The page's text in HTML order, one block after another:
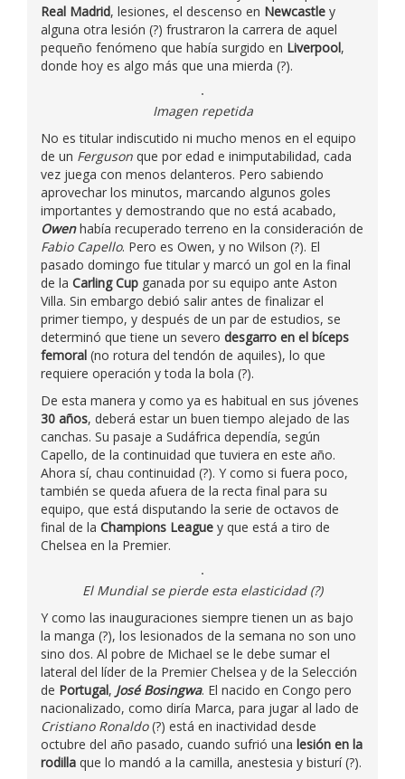
Real Madrid, lesiones, el descenso en Newcastle y
alguna otra lesión (?) frustraron la carrera de aquel
pequeño fenómeno que había surgido en Liverpool,
donde hoy es algo más que una mierda (?).
Imagen repetida
No es titular indiscutido ni mucho menos en el equipo
de un Ferguson que por edad e inimputabilidad, cada
vez juega con menos delanteros. Pero sabiendo
aprovechar los minutos, marcando algunos goles
importantes y demostrando que no está acabado,
Owenhabía recuperado terreno en la consideración de
Fabio Capello. Pero es Owen, y no Wilson (?). El
pasado domingo fue titular y marcó un gol en la final
de la Carling Cup ganada por su equipo ante Aston
Villa. Sin embargo debió salir antes de finalizar el
primer tiempo, y después de un par de estudios, se
determinó que tiene un severo desgarro en el bíceps
femoral (no rotura del tendón de aquiles), lo que
requiere operación y toda la bola (?).
De esta manera y como ya es habitual en sus jóvenes
30 años, deberá estar un buen tiempo alejado de las
canchas. Su pasaje a Sudáfrica dependía, según
Capello, de la continuidad que tuviera en este año.
Ahora sí, chau continuidad (?). Y como si fuera poco,
también se queda afuera de la recta final para su
equipo, que está disputando la serie de octavos de
final de la Champions League y que está a tiro de
Chelsea en la Premier.
El Mundial se pierde esta elasticidad (?)
Y como las inauguraciones siempre tienen un as bajo
la manga (?), los lesionados de la semana no son uno
sino dos. Al pobre de Michael se le debe sumar el
lateral del líder de la Premier Chelsea y de la Selección
de Portugal, José Bosingwa. El nacido en Congo pero
nacionalizado, como diría Marca, para jugar al lado de
Cristiano Ronaldo(?) está en inactividad desde
octubre del año pasado, cuando sufrió una lesión en la
rodilla que lo mandó a la camilla, anestesia y bisturí (?).